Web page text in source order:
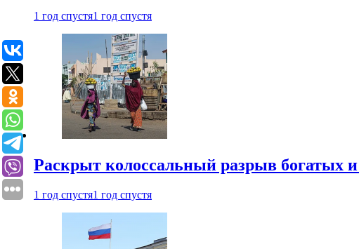
1 год спустя1 год спустя
Раскрыт колоссальный разрыв богатых
1 год спустя1 год спустя